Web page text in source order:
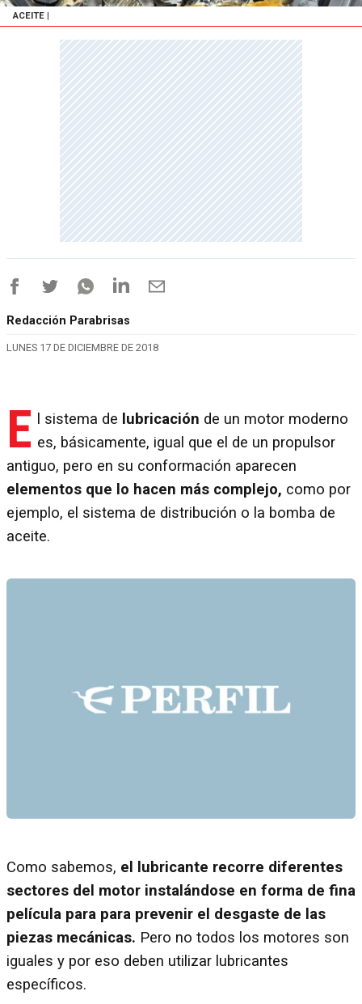
ACEITE
Redacción Parabrisas
LUNES 17 DE DICIEMBRE DE 2018
E l sistema de lubricación de un motor moderno
es, básicamente, igual que el de un propulsor
antiguo, pero en su conformación aparecen
elementos que lo hacen más complejo, como por
ejemplo, el sistema de distribución o la bomba de
aceite.
Como sabemos, el lubricante recorre diferentes
sectores del motor instalándose en forma de fina
película para para prevenir el desgaste de las
piezas mecánicas. Pero no todos los motores son
iguales y por eso deben utilizar lubricantes
específicos.